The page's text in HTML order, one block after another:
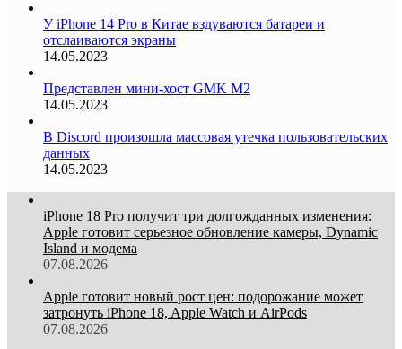
У iPhone 14 Pro в Китае вздуваются батареи и
отслаиваются экраны
14.05.2023
Представлен мини-хост GMK M2
14.05.2023
В Discord произошла массовая утечка пользовательских
данных
14.05.2023
iPhone 18 Pro получит три долгожданных изменения:
Apple готовит серьезное обновление камеры, Dynamic
Island и модема
07.08.2026
Apple готовит новый рост цен: подорожание может
затронуть iPhone 18, Apple Watch и AirPods
07.08.2026